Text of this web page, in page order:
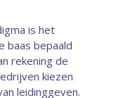
is het
baas bepaald
rekening de
kiezen
leidinggeven.